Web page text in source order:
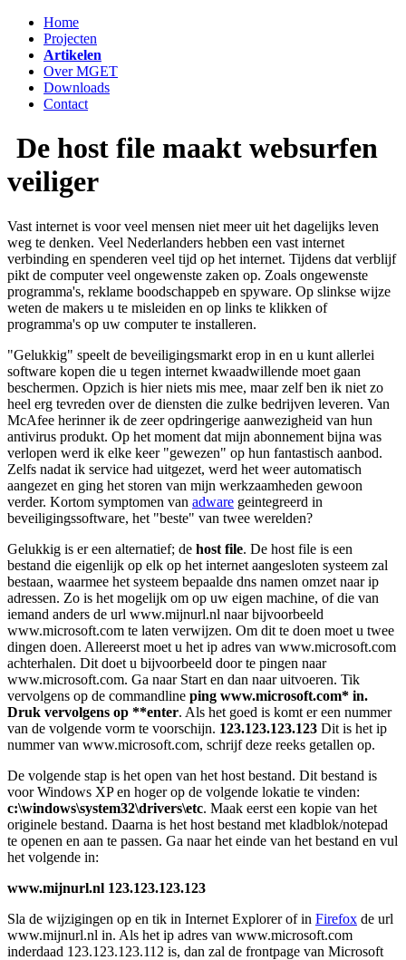
Home
Projecten
Artikelen
Over MGET
Downloads
Contact
De host file maakt websurfen
veiliger
Vast internet is voor veel mensen niet meer uit het dagelijks leven
weg te denken. Veel Nederlanders hebben een vast internet
verbinding en spenderen veel tijd op het internet. Tijdens dat verblijf
pikt de computer veel ongewenste zaken op. Zoals ongewenste
programma's, reklame boodschappeb en spyware. Op slinkse wijze
weten de makers u te misleiden en op links te klikken of
programma's op uw computer te installeren.
"Gelukkig" speelt de beveiligingsmarkt erop in en u kunt allerlei
software kopen die u tegen internet kwaadwillende moet gaan
beschermen. Opzich is hier niets mis mee, maar zelf ben ik niet zo
heel erg tevreden over de diensten die zulke bedrijven leveren. Van
McAfee herinner ik de zeer opdringerige aanwezigheid van hun
antivirus produkt. Op het moment dat mijn abonnement bijna was
verlopen werd ik elke keer "gewezen" op hun fantastisch aanbod.
Zelfs nadat ik service had uitgezet, werd het weer automatisch
aangezet en ging het storen van mijn werkzaamheden gewoon
verder. Kortom symptomen van adware geintegreerd in
beveiligingssoftware, het "beste" van twee werelden?
Gelukkig is er een alternatief; de host file. De host file is een
bestand die eigenlijk op elk op het internet aangesloten systeem zal
bestaan, waarmee het systeem bepaalde dns namen omzet naar ip
adressen. Zo is het mogelijk om op uw eigen machine, of die van
iemand anders de url www.mijnurl.nl naar bijvoorbeeld
www.microsoft.com te laten verwijzen. Om dit te doen moet u twee
dingen doen. Allereerst moet u het ip adres van www.microsoft.com
achterhalen. Dit doet u bijvoorbeeld door te pingen naar
www.microsoft.com. Ga naar Start en dan naar uitvoeren. Tik
vervolgens op de commandline ping www.microsoft.com* in.
Druk vervolgens op **enter. Als het goed is komt er een nummer
van de volgende vorm te voorschijn. 123.123.123.123 Dit is het ip
nummer van www.microsoft.com, schrijf deze reeks getallen op.
De volgende stap is het open van het host bestand. Dit bestand is
voor Windows XP en hoger op de volgende lokatie te vinden:
c:\windows\system32\drivers\etc. Maak eerst een kopie van het
originele bestand. Daarna is het host bestand met kladblok/notepad
te openen en aan te passen. Ga naar het einde van het bestand en vul
het volgende in:
www.mijnurl.nl 123.123.123.123
Sla de wijzigingen op en tik in Internet Explorer of in Firefox de url
www.mijnurl.nl in. Als het ip adres van www.microsoft.com
inderdaad 123.123.123.112 is, dan zal de frontpage van Microsoft